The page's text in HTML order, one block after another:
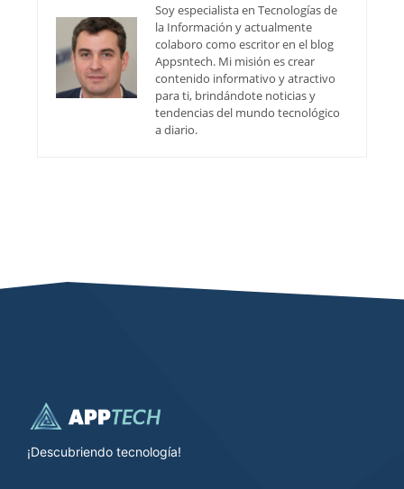
Soy especialista en Tecnologías de
la Información y actualmente
colaboro como escritor en el blog
Appsntech. Mi misión es crear
contenido informativo y atractivo
para ti, brindándote noticias y
tendencias del mundo tecnológico
a diario.
¡Descubriendo tecnología!